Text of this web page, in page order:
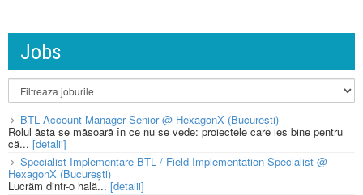
Jobs
BTL Account Manager Senior @ HexagonX (București)
Rolul ăsta se măsoară în ce nu se vede: proiectele care ies bine pentru
că... [detalii]
Specialist Implementare BTL / Field Implementation Specialist @
HexagonX (București)
Lucrăm dintr-o hală...[detalii]